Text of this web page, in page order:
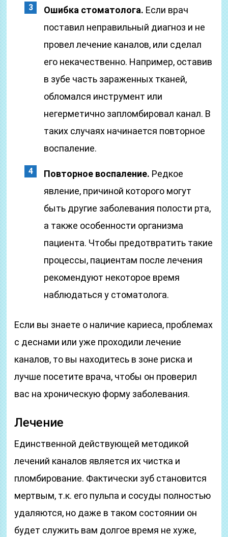
Ошибка стоматолога. Если врач
поставил неправильный диагноз и не
провел лечение каналов, или сделал
его некачественно. Например, оставив
в зубе часть зараженных тканей,
обломался инструмент или
негерметично запломбировал канал. В
таких случаях начинается повторное
воспаление.
Повторное воспаление. Редкое
явление, причиной которого могут
быть другие заболевания полости рта,
а также особенности организма
пациента. Чтобы предотвратить такие
процессы, пациентам после лечения
рекомендуют некоторое время
наблюдаться у стоматолога.
Если вы знаете о наличие кариеса, проблемах
с деснами или уже проходили лечение
каналов, то вы находитесь в зоне риска и
лучше посетите врача, чтобы он проверил
вас на хроническую форму заболевания.
Лечение
Единственной действующей методикой
лечений каналов является их чистка и
пломбирование. Фактически зуб становится
мертвым, т.к. его пульпа и сосуды полностью
удаляются, но даже в таком состоянии он
будет служить вам долгое время не хуже,